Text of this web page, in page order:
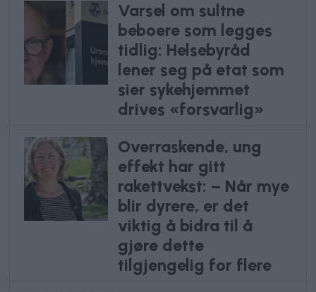
Varsel om sultne
beboere som legges
tidlig: Helsebyråd
lener seg på etat som
sier sykehjemmet
drives «forsvarlig»
Overraskende, ung
effekt har gitt
rakettvekst: – Når mye
blir dyrere, er det
viktig å bidra til å
gjøre dette
tilgjengelig for flere